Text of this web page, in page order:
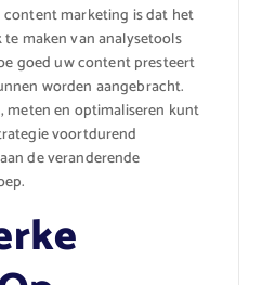
content marketing is dat het
maken van analysetools
goed uw content presteert
worden aangebracht.
meten en optimaliseren kunt
voortdurend
de veranderende